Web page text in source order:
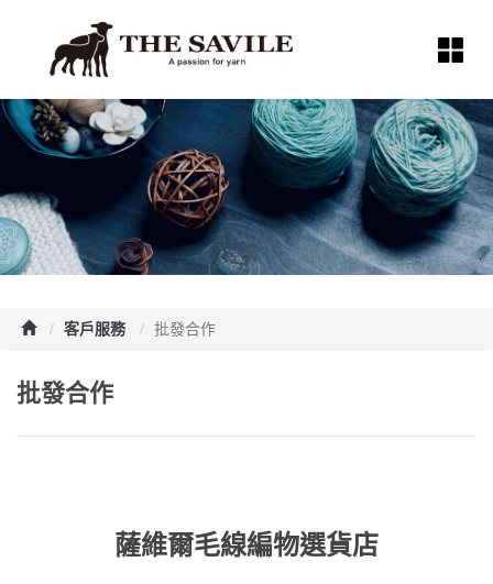
客戶服務 批發合作
批發合作
薩維爾毛線編物選貨店